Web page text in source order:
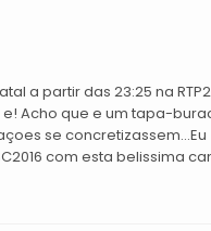
a partir das 23:25 na
Acho que e um tapa-
se concretizassem...Eu
com esta belissima